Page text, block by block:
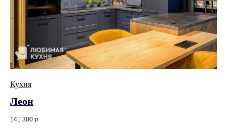
Кухня
Леон
141 300 р.